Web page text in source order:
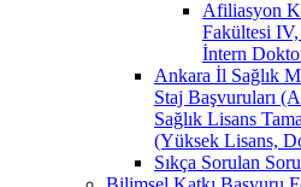
Afiliasyon
Fakültesi
İntern
Ankara İl Sağlık
Staj Başvuruları
Sağlık Lisans
(Yüksek Lisans,
Sıkça Sorulan